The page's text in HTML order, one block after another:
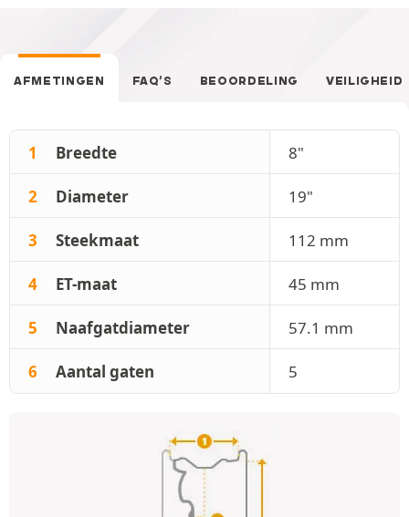
AFMETINGEN FAQ’S BEOORDELING VEILIGHEID
1 Breedte 8"
2 Diameter 19"
3 Steekmaat 112 mm
4 ET-maat 45 mm
5 Naafgatdiameter 57.1 mm
6 Aantal gaten 5